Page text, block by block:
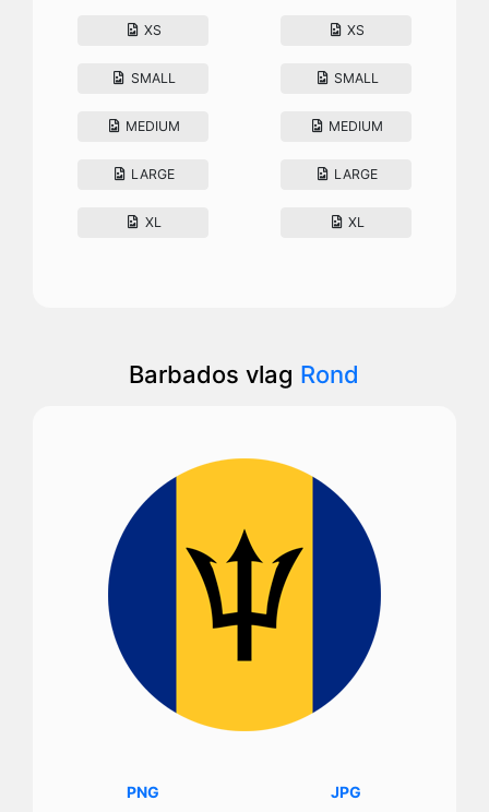
XS
SMALL
MEDIUM
LARGE
XL
XS
SMALL
MEDIUM
LARGE
XL
Barbados vlag Rond
PNG JPG